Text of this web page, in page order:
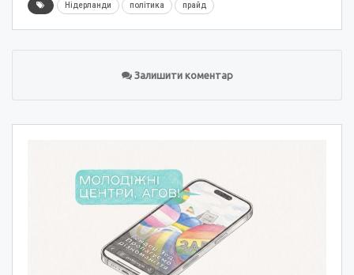
Нідерланди політика прайд
Залишити коментар